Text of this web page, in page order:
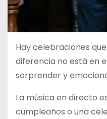
Hay celebraciones
diferencia no está en
sorprender y
La música en directo
cumpleaños o una